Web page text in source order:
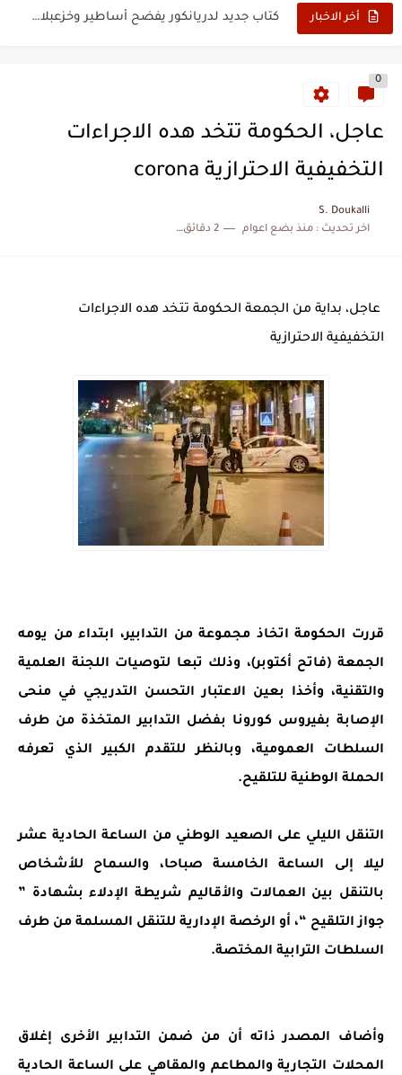
أخر الاخبار كتاب جديد لدريانكور يفضح أساطير وخزعبلات نظام العسكر ويعيد قراءة...
0
عاجل، الحكومة تتخد هده الاجراءات
التخفيفية الاحترازية corona
S. Doukalli
اخر تحديث :منذ بضع اعوام 2 دقائق للقراءة
عاجل، بداية من الجمعة الحكومة تتخد هده الاجراءات
التخفيفية الاحترازية
قررت الحكومة اتخاذ مجموعة من التدابير، ابتداء من يومه
الجمعة (فاتح أكتوبر)، وذلك تبعا لتوصيات اللجنة العلمية
والتقنية، وأخذا بعين الاعتبار التحسن التدريجي في منحى
الإصابة بفيروس كورونا بفضل التدابير المتخذة من طرف
السلطات العمومية، وبالنظر للتقدم الكبير الذي تعرفه
الحملة الوطنية للتلقيح.
التنقل الليلي على الصعيد الوطني من الساعة الحادية عشر
ليلا إلى الساعة الخامسة صباحا، والسماح للأشخاص
بالتنقل بين العمالات والأقاليم شريطة الإدلاء بشهادة ”
جواز التلقيح “، أو الرخصة الإدارية للتنقل المسلمة من طرف
السلطات الترابية المختصة.
وأضاف المصدر ذاته أن من ضمن التدابير الأخرى إغلاق
المحلات التجارية والمطاعم والمقاهي على الساعة الحادية